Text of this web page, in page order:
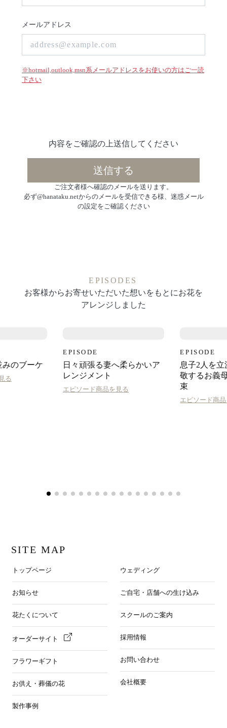
メールアドレス
※hotmail,outlook,msn系メールアドレスをお使いの方はご一読
下さい
内容をご確認の上送信してください
ご注文者様へ確認のメールを送ります。
必ず@hanataku.netからのメールを受信できる様、迷惑メール
の設定をご確認ください
EPISODES
お客様からお寄せいただいた想いをもとにお花を
アレンジしました
のブーケ
る
EPISODE
日々頑張る妻へ柔らかいア
レンジメント
エピソード商品を見る
EPISODE
息子2人を
敬するお義
束
エピソード商
SITE MAP
トップページ
お知らせ
花たくについて
オーダーサイト
フラワーギフト
お供え・葬儀の花
製作事例
ウェディング
ご自宅・店舗への生け込み
スクールのご案内
採用情報
お問い合わせ
会社概要